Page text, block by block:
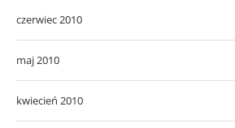
czerwiec 2010
maj 2010
kwiecień 2010